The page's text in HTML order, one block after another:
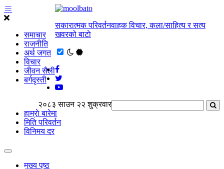
समाचार
राजनीति
अर्थ जगत
विचार
जीवन सैली
बर्गदृस्ती
सकारात्मक परिवर्तनवाहक विचार, कला/साहित्य र सत्य
खवरको बाटाे
२०८३ साउन २२ शुक्रवार
हाम्राे बारेमा
मिति परिवर्तन
विनिमय दर
मुख्य पृष्ठ